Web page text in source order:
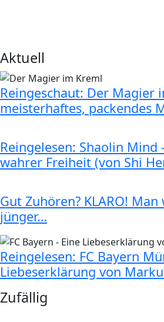
Aktuell
Reingeschaut: Der Magier
meisterhaftes, packendes
Reingelesen: Shaolin Mind
wahrer Freiheit (von Shi
Gut Zuhören? KLARO!
jünger…
Reingelesen: FC Bayern
Liebeserklärung von
Zufällig